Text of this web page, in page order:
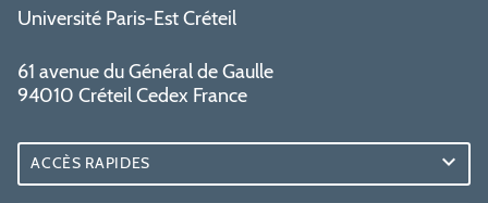
Université Paris-Est Créteil
61 avenue du Général de Gaulle
94010 Créteil Cedex France
ACCÈS RAPIDES